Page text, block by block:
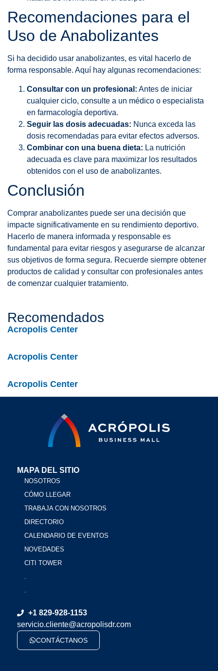
Recomendaciones para el
Uso de Anabolizantes
Si ha decidido usar anabolizantes, es vital hacerlo de
forma responsable. Aquí hay algunas recomendaciones:
Consultar con un profesional: Antes de iniciar
cualquier ciclo, consulte a un médico o especialista
en farmacología deportiva.
Seguir las dosis adecuadas: Nunca exceda las
dosis recomendadas para evitar efectos adversos.
Combinar con una buena dieta: La nutrición
adecuada es clave para maximizar los resultados
obtenidos con el uso de anabolizantes.
Conclusión
Comprar anabolizantes puede ser una decisión que
impacte significativamente en su rendimiento deportivo.
Hacerlo de manera informada y responsable es
fundamental para evitar riesgos y asegurarse de alcanzar
sus objetivos de forma segura. Recuerde siempre obtener
productos de calidad y consultar con profesionales antes
de comenzar cualquier tratamiento.
Recomendados
Acropolis Center
Acropolis Center
Acropolis Center
MAPA DEL SITIO
NOSOTROS
CÓMO LLEGAR
TRABAJA CON NOSOTROS
DIRECTORIO
CALENDARIO DE EVENTOS
NOVEDADES
CITI TOWER
+1 829-928-1153
servicio.cliente@acropolisdr.com
CONTÁCTANOS